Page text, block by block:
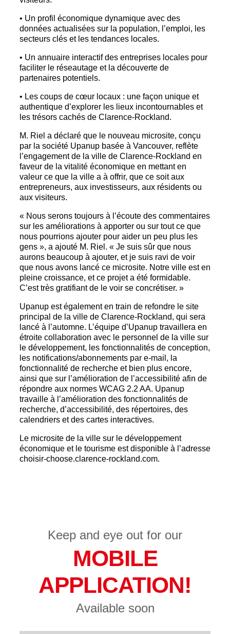
• Un profil économique dynamique avec des
données actualisées sur la population, l’emploi, les
secteurs clés et les tendances locales.
• Un annuaire interactif des entreprises locales pour
faciliter le réseautage et la découverte de
partenaires potentiels.
• Les coups de cœur locaux : une façon unique et
authentique d’explorer les lieux incontournables et
les trésors cachés de Clarence-Rockland.
M. Riel a déclaré que le nouveau microsite, conçu
par la société Upanup basée à Vancouver, reflète
l’engagement de la ville de Clarence-Rockland en
faveur de la vitalité économique en mettant en
valeur ce que la ville a à offrir, que ce soit aux
entrepreneurs, aux investisseurs, aux résidents ou
aux visiteurs.
« Nous serons toujours à l’écoute des commentaires
sur les améliorations à apporter ou sur tout ce que
nous pourrions ajouter pour aider un peu plus les
gens », a ajouté M. Riel. « Je suis sûr que nous
aurons beaucoup à ajouter, et je suis ravi de voir
que nous avons lancé ce microsite. Notre ville est en
pleine croissance, et ce projet a été formidable.
C’est très gratifiant de le voir se concrétiser. »
Upanup est également en train de refondre le site
principal de la ville de Clarence-Rockland, qui sera
lancé à l’automne. L’équipe d’Upanup travaillera en
étroite collaboration avec le personnel de la ville sur
le développement, les fonctionnalités de conception,
les notifications/abonnements par e-mail, la
fonctionnalité de recherche et bien plus encore,
ainsi que sur l’amélioration de l’accessibilité afin de
répondre aux normes WCAG 2.2 AA. Upanup
travaille à l’amélioration des fonctionnalités de
recherche, d’accessibilité, des répertoires, des
calendriers et des cartes interactives.
Le microsite de la ville sur le développement
économique et le tourisme est disponible à l’adresse
choisir-choose.clarence-rockland.com.
Keep and eye out for our
MOBILE
APPLICATION!
Available soon